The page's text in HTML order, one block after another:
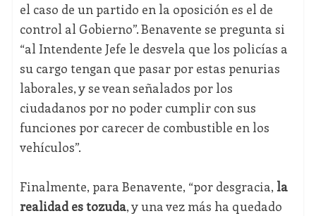
el caso de un partido en la oposición es el de
control al Gobierno”. Benavente se pregunta si
“al Intendente Jefe le desvela que los policías a
su cargo tengan que pasar por estas penurias
laborales, y se vean señalados por los
ciudadanos por no poder cumplir con sus
funciones por carecer de combustible en los
vehículos”.
Finalmente, para Benavente, “por desgracia, la
realidad es tozuda, y una vez más ha quedado